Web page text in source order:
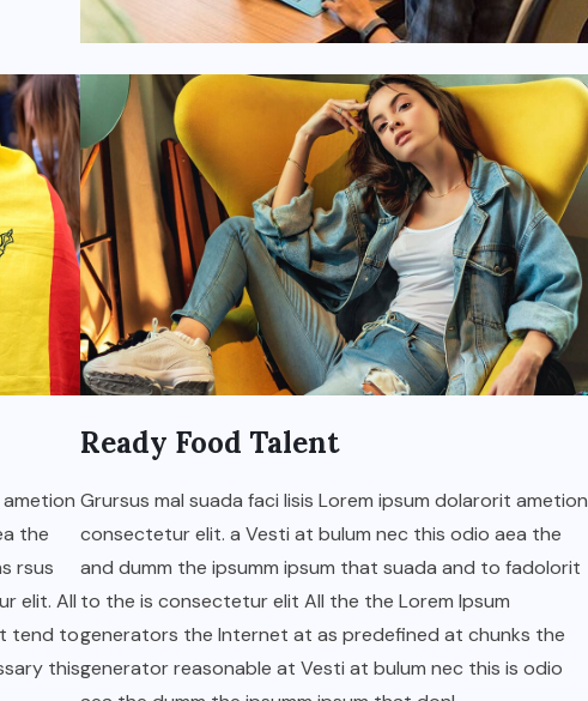
the
rsus
elit. All
tend to
this
Ready Food Talent
Grursus mal suada faci lisis Lorem ipsum dolarorit ametion
consectetur elit. a Vesti at bulum nec this odio aea the
and dumm the ipsumm ipsum that suada and to fadolorit
to the is consectetur elit All the the Lorem Ipsum
generators the Internet at as predefined at chunks the
generator reasonable at Vesti at bulum nec this is odio